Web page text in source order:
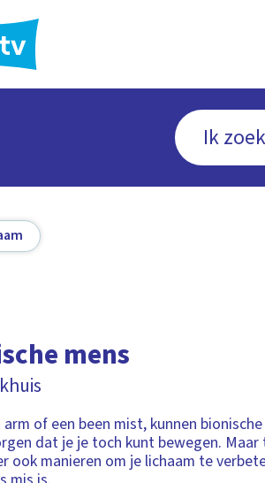
mens
arm of een been mist, kunnen
dat je je toch kunt bewegen.
ook manieren om je lichaam te